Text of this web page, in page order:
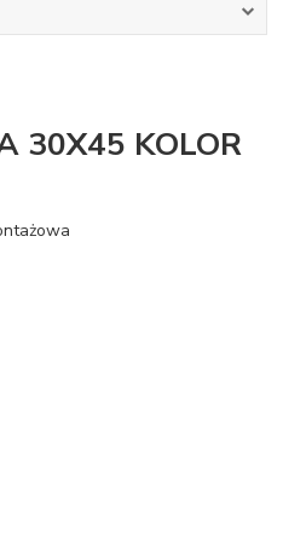
30X45 KOLOR